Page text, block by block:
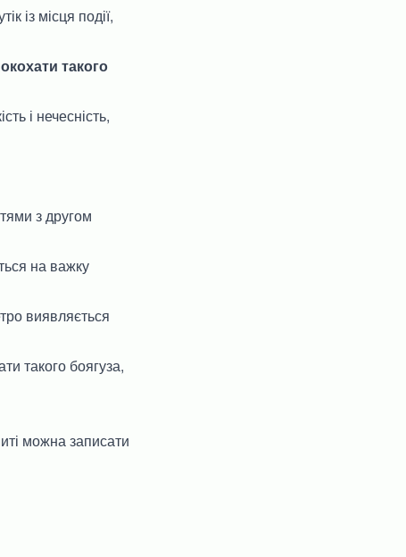
із місця події,
такого
і нечесність,
з другом
на важку
виявляється
такого боягуза,
можна записати